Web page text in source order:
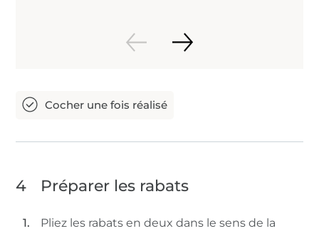
4 Préparer les rabats
Pliez les rabats en deux dans le sens de la